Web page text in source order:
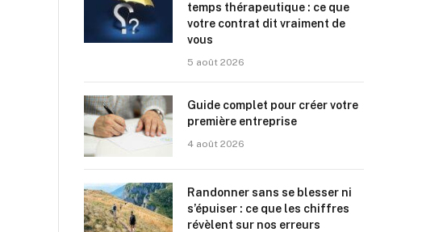
temps thérapeutique : ce que
votre contrat dit vraiment de
vous
5 août 2026
Guide complet pour créer votre
première entreprise
4 août 2026
Randonner sans se blesser ni
s’épuiser : ce que les chiffres
révèlent sur nos erreurs